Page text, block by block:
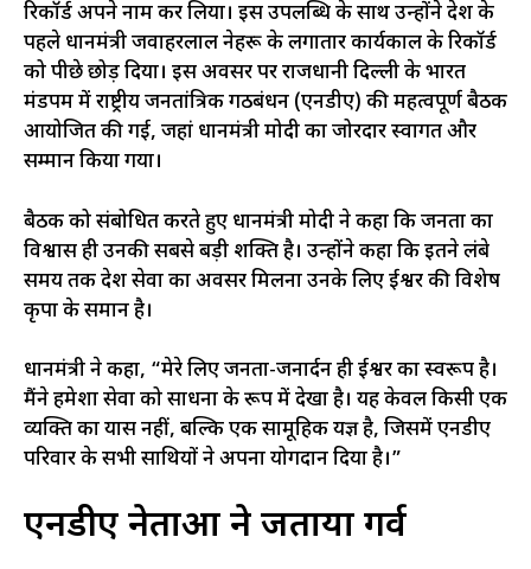
रिकॉर्ड अपने नाम कर लिया। इस उपलब्धि के साथ उन्होंने देश के
पहले प्रधानमंत्री जवाहरलाल नेहरू के लगातार कार्यकाल के रिकॉर्ड
को पीछे छोड़ दिया। इस अवसर पर राजधानी दिल्ली के भारत
मंडपम में राष्ट्रीय जनतांत्रिक गठबंधन (एनडीए) की महत्वपूर्ण बैठक
आयोजित की गई, जहां प्रधानमंत्री मोदी का जोरदार स्वागत और
सम्मान किया गया।
बैठक को संबोधित करते हुए प्रधानमंत्री मोदी ने कहा कि जनता का
विश्वास ही उनकी सबसे बड़ी शक्ति है। उन्होंने कहा कि इतने लंबे
समय तक देश सेवा का अवसर मिलना उनके लिए ईश्वर की विशेष
कृपा के समान है।
प्रधानमंत्री ने कहा, “मेरे लिए जनता-जनार्दन ही ईश्वर का स्वरूप है।
मैंने हमेशा सेवा को साधना के रूप में देखा है। यह केवल किसी एक
व्यक्ति का प्रयास नहीं, बल्कि एक सामूहिक यज्ञ है, जिसमें एनडीए
परिवार के सभी साथियों ने अपना योगदान दिया है।”
एनडीए नेताओं ने जताया गर्व